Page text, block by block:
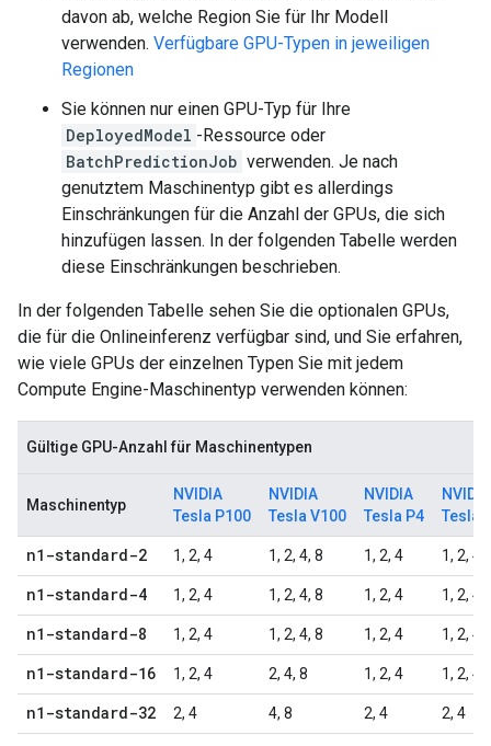
davon ab, welche Region Sie für Ihr Modell
verwenden. Verfügbare GPU-Typen in jeweiligen
Regionen
Sie können nur einen GPU-Typ für Ihre
DeployedModel -Ressource oder
BatchPredictionJob verwenden. Je nach
genutztem Maschinentyp gibt es allerdings
Einschränkungen für die Anzahl der GPUs, die sich
hinzufügen lassen. In der folgenden Tabelle werden
diese Einschränkungen beschrieben.
In der folgenden Tabelle sehen Sie die optionalen GPUs,
die für die Onlineinferenz verfügbar sind, und Sie erfahren,
wie viele GPUs der einzelnen Typen Sie mit jedem
Compute Engine-Maschinentyp verwenden können:
Gültige GPU-Anzahl für Maschinentypen
Maschinentyp
NVIDIA
Tesla P100
NVIDIA
Tesla V100
NVIDIA
Tesla P4
NVIDIA
Tesla
n1-standard-2 1, 2, 4 1, 2, 4, 8 1, 2, 4 1, 2, 4
n1-standard-4 1, 2, 4 1, 2, 4, 8 1, 2, 4 1, 2, 4
n1-standard-8 1, 2, 4 1, 2, 4, 8 1, 2, 4 1, 2, 4
n1-standard-16 1, 2, 4 2, 4, 8 1, 2, 4 1, 2, 4
n1-standard-32 2, 4 4, 8 2, 4 2, 4